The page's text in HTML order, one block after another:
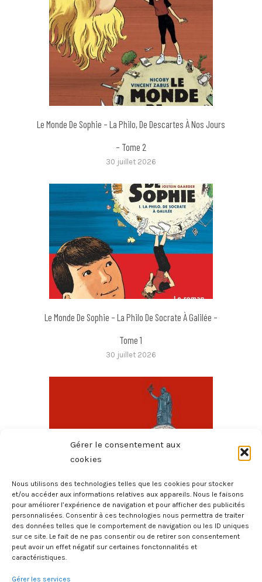
Gérer le consentement aux
cookies
Nous utilisons des technologies telles que les cookies pour stocker
et/ou accéder aux informations relatives aux appareils. Nous le faisons
pour améliorer l’expérience de navigation et pour afficher des publicités
personnalisées. Consentir à ces technologies nous permettra de traiter
des données telles que le comportement de navigation ou les ID uniques
sur ce site. Le fait de ne pas consentir ou de retirer son consentement
peut avoir un effet négatif sur certaines fonctonnalités et
caractéristiques.
Gérer les services
Le Monde De Sophie – La Philo, De Descartes À Nos Jours
– Tome 2
30 juillet 2026
Le Monde De Sophie – La Philo De Socrate À Galilée –
Tome 1
30 juillet 2026
Toute La Philo En BD – L’État
8 février 2026